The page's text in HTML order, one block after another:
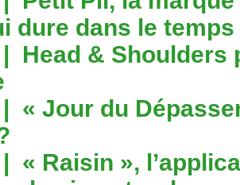
dure dans le temps
| Head & Shoulders
| « Jour du
| « Raisin »,